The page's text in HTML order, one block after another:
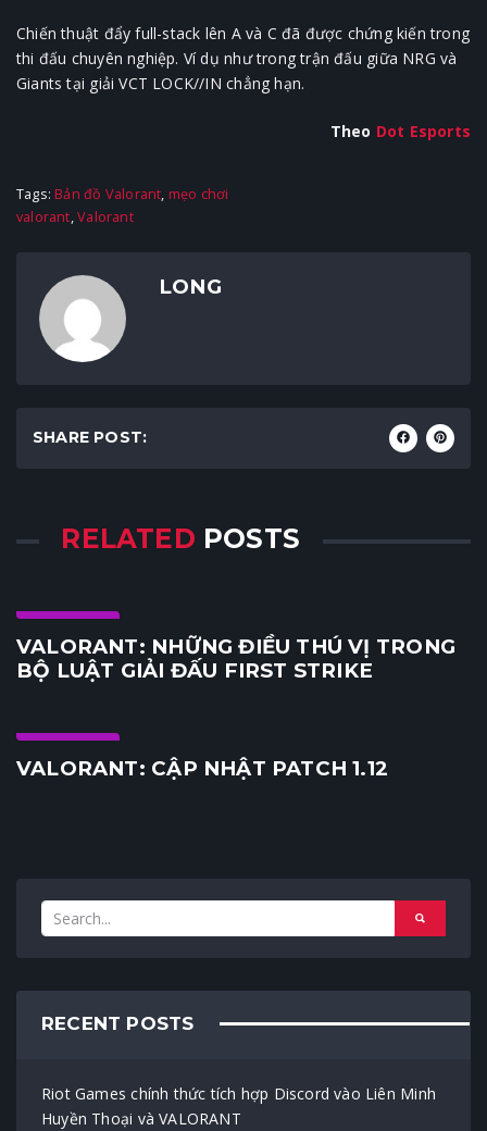
Chiến thuật đẩy full-stack lên A và C đã được chứng kiến trong
thi đấu chuyên nghiệp. Ví dụ như trong trận đấu giữa NRG và
Giants tại giải VCT LOCK//IN chẳng hạn.
Theo Dot Esports
Tags:Bản đồ Valorant, mẹo chơi
valorant,Valorant
LONG
SHARE POST:
RELATED POSTS
E-Sports
VALORANT: NHỮNG ĐIỀU THÚ VỊ TRONG
BỘ LUẬT GIẢI ĐẤU FIRST STRIKE
E-Sports
VALORANT: CẬP NHẬT PATCH 1.12
RECENT POSTS
Riot Games chính thức tích hợp Discord vào Liên Minh
Huyền Thoại và VALORANT